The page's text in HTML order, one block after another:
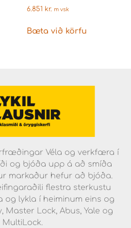
6.851 kr. m vsk
Bæta við körfu
Véla og verkfæra í
og bjóða upp á að smíða
markaður hefur að bjóða.
flestra sterkustu
og lykla í heiminum eins og
Master Lock, Abus, Yale og
MultiLock.